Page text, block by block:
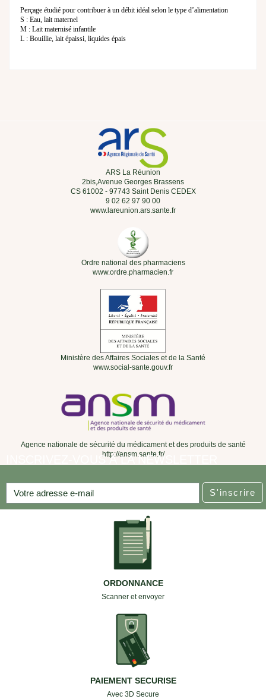
Perçage étudié pour contribuer à un débit idéal selon le type d’alimentation
S : Eau, lait maternel
M : Lait maternisé infantile
L : Bouillie, lait épaissi, liquides épais
ARS La Réunion
2bis,Avenue Georges Brassens
CS 61002 - 97743 Saint Denis CEDEX
9 02 62 97 90 00
www.lareunion.ars.sante.fr
Ordre national des pharmaciens
www.ordre.pharmacien.fr
Ministère des Affaires Sociales et de la Santé
www.social-sante.gouv.fr
Agence nationale de sécurité du médicament et des produits de santé
http://ansm.sante.fr/
INSCRIVEZ-VOUS À LA NEWSLETTER
S'inscrire
ORDONNANCE
Scanner et envoyer
PAIEMENT SECURISE
Avec 3D Secure